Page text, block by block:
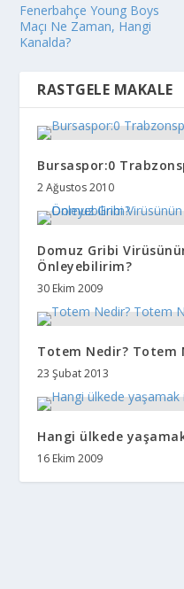
Fenerbahçe Young Boys
Maçı Ne Zaman, Hangi
Kanalda?
RASTGELE MAKALE
Bursaspor:0
2 Ağustos 2010
Domuz Gribi
Önleyebilirim?
30 Ekim 2009
Totem Nedir? Totem
23 Şubat 2013
Hangi ülkede
16 Ekim 2009